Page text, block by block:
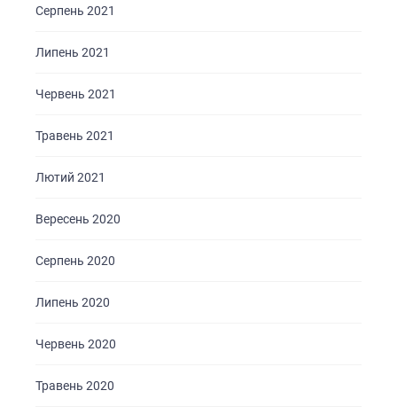
Серпень 2021
Липень 2021
Червень 2021
Травень 2021
Лютий 2021
Вересень 2020
Серпень 2020
Липень 2020
Червень 2020
Травень 2020
ПОСЛУГИ
ПОРТФОЛІО
БЛОГ
КОНТАКТИ